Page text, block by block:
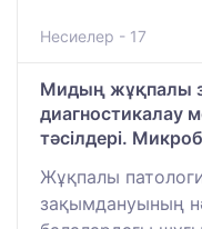
Несиелер - 17
Мидың жұқпалы
диагностикалау
тәсілдері.
Жұқпалы
зақымдануының